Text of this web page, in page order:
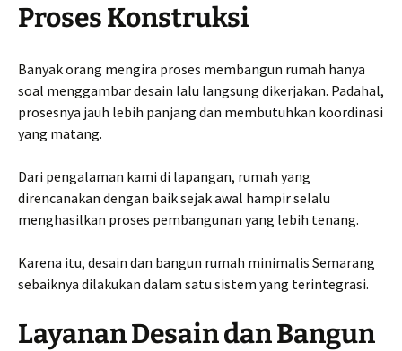
Proses Konstruksi
Banyak orang mengira proses membangun rumah hanya
soal menggambar desain lalu langsung dikerjakan. Padahal,
prosesnya jauh lebih panjang dan membutuhkan koordinasi
yang matang.
Dari pengalaman kami di lapangan, rumah yang
direncanakan dengan baik sejak awal hampir selalu
menghasilkan proses pembangunan yang lebih tenang.
Karena itu, desain dan bangun rumah minimalis Semarang
sebaiknya dilakukan dalam satu sistem yang terintegrasi.
Layanan Desain dan Bangun